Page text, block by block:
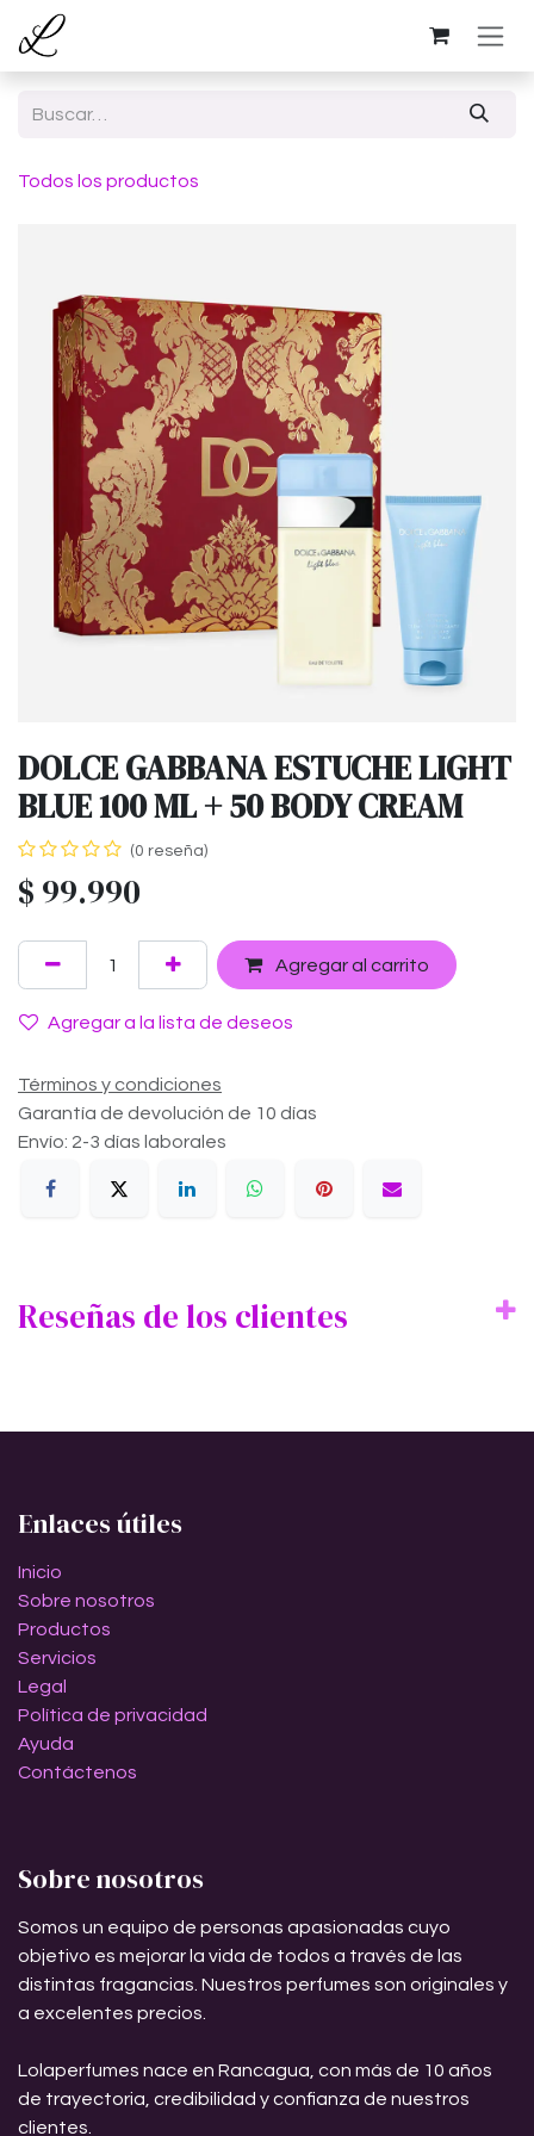
Ir al contenido
Todos los productos
DOLCE GABBANA ESTUCHE LIGHT
BLUE 100 ML + 50 BODY CREAM
(0 reseña)
$ 99.990
Agregar al carrito
Agregar a la lista de deseos
Términos y condiciones
Garantía de devolución de 10 días
Envío: 2-3 días laborales
Reseñas de los clientes
Enlaces útiles
Inicio
Sobre nosotros
Productos
Servicios
Legal
Política de privacidad
Ayuda
Contáctenos
Sobre nosotros
Somos un equipo de personas apasionadas cuyo
objetivo es mejorar la vida de todos a través de las
distintas fragancias. Nuestros perfumes son originales y
a excelentes precios.
Lolaperfumes nace en Rancagua, con más de 10 años
de trayectoria, credibilidad y confianza de nuestros
clientes.